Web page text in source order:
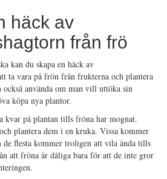
häck av
från frö
kan du skapa en häck av
ta vara på frön från frukterna och plantera
också använda om man vill uttöka sin
köpa nya plantor.
kvar på plantan tills fröna har mognat.
plantera dem i en kruka. Vissa kommer
flesta kommer troligen att vila ända tills
att fröna är dåliga bara för att de inte gror